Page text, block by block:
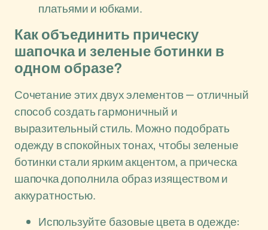
платьями и юбками.
Как объединить прическу
шапочка и зеленые ботинки в
одном образе?
Сочетание этих двух элементов — отличный
способ создать гармоничный и
выразительный стиль. Можно подобрать
одежду в спокойных тонах, чтобы зеленые
ботинки стали ярким акцентом, а прическа
шапочка дополнила образ изяществом и
аккуратностью.
Используйте базовые цвета в одежде: